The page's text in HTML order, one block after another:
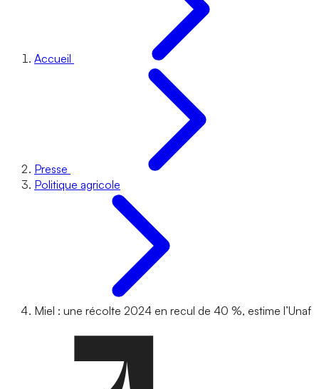
Accueil
Presse
Politique agricole
Miel : une récolte 2024 en recul de 40 %, estime l’Unaf